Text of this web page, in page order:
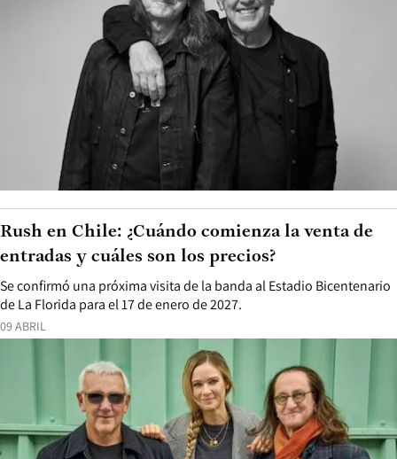
09 ABRIL
Se confirmó una próxima visita de la banda al Estadio Bicentenario
de La Florida para el 17 de enero de 2027.
Rush en Chile: ¿Cuándo comienza la venta de
entradas y cuáles son los precios?